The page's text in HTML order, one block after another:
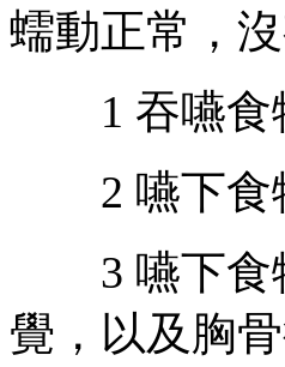
蠕動正常，
1 吞嚥食
2 嚥下食
3 嚥下食物
覺，以及胸